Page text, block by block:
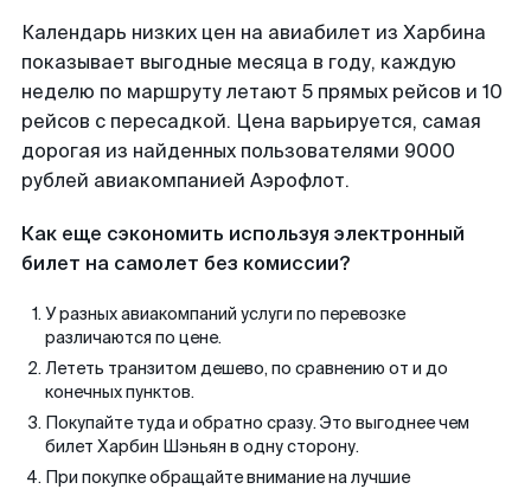
Календарь низких цен на авиабилет из Харбина
показывает выгодные месяца в году, каждую
неделю по маршруту летают 5 прямых рейсов и 10
рейсов с пересадкой. Цена варьируется, самая
дорогая из найденных пользователями 9000
рублей авиакомпанией Аэрофлот.
Как еще сэкономить используя электронный
билет на самолет без комиссии?
У разных авиакомпаний услуги по перевозке
различаются по цене.
Лететь транзитом дешево, по сравнению от и до
конечных пунктов.
Покупайте туда и обратно сразу. Это выгоднее чем
билет Харбин Шэньян в одну сторону.
При покупке обращайте внимание на лучшие